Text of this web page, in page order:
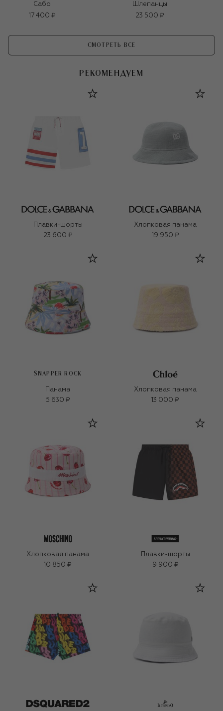
Сабо
17 400 ₽
Шлепанцы
23 500 ₽
СМОТРЕТЬ ВСЕ
РЕКОМЕНДУЕМ
Плавки-шорты
23 600 ₽
Хлопковая панама
19 950 ₽
SNAPPER ROCK
Панама
5 630 ₽
Хлопковая панама
13 000 ₽
Хлопковая панама
10 850 ₽
Плавки-шорты
9 900 ₽